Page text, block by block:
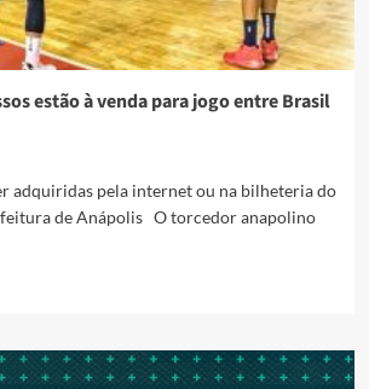
estão à venda para jogo entre Brasil
adquiridas pela internet ou na bilheteria do
de Anápolis O torcedor anapolino